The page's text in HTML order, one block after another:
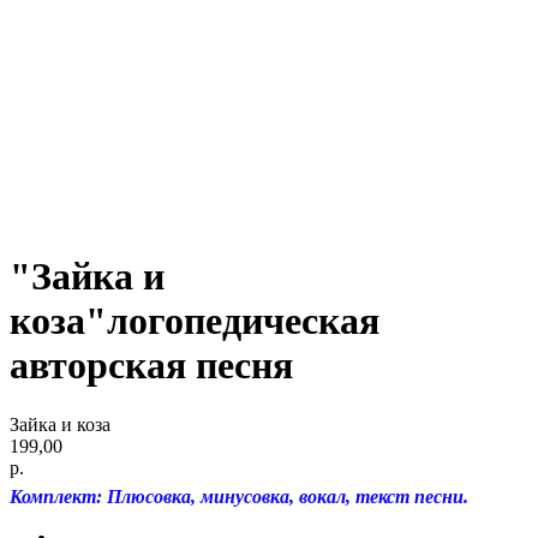
"Зайка и
коза"логопедическая
авторская песня
Зайка и коза
199,00
р.
Комплект: Плюсовка, минусовка, вокал, текст песни.